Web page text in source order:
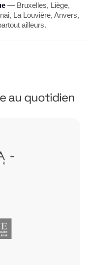
— Bruxelles, Liège,
La Louvière, Anvers,
ailleurs.
au quotidien